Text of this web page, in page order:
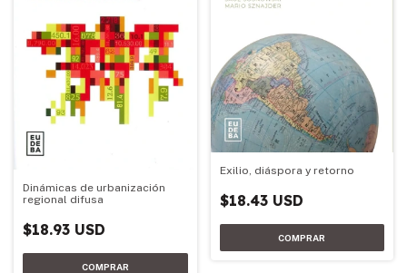
Dinámicas de urbanización
regional difusa
$18.93 USD
Exilio, diáspora y retorno
$18.43 USD